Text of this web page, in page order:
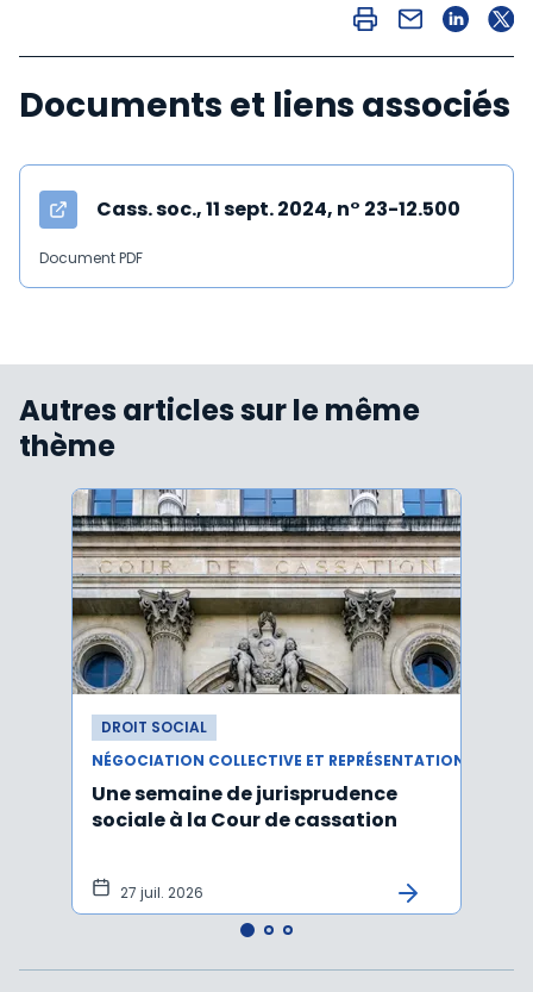
Documents et liens associés
Cass. soc., 11 sept. 2024, n° 23-12.500
Document PDF
Autres articles sur le même
thème
DROIT SOCIAL
Une semaine de jurisprudence
sociale à la Cour de cassation
27 juil. 2026